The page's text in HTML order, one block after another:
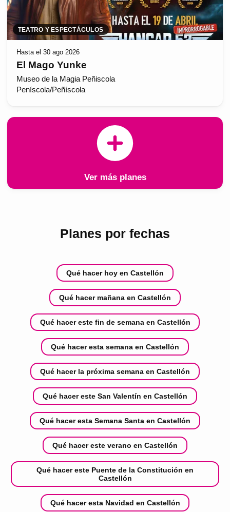
TEATRO Y ESPECTÁCULOS
Hasta el 30 ago 2026
El Mago Yunke
Museo de la Magia Peñiscola
Peníscola/Peñíscola
Ver más planes
Planes por fechas
Qué hacer hoy en Castellón
Qué hacer mañana en Castellón
Qué hacer este fin de semana en Castellón
Qué hacer esta semana en Castellón
Qué hacer la próxima semana en Castellón
Qué hacer este San Valentín en Castellón
Qué hacer esta Semana Santa en Castellón
Qué hacer este verano en Castellón
Qué hacer este Puente de la Constitución en
Castellón
Qué hacer esta Navidad en Castellón